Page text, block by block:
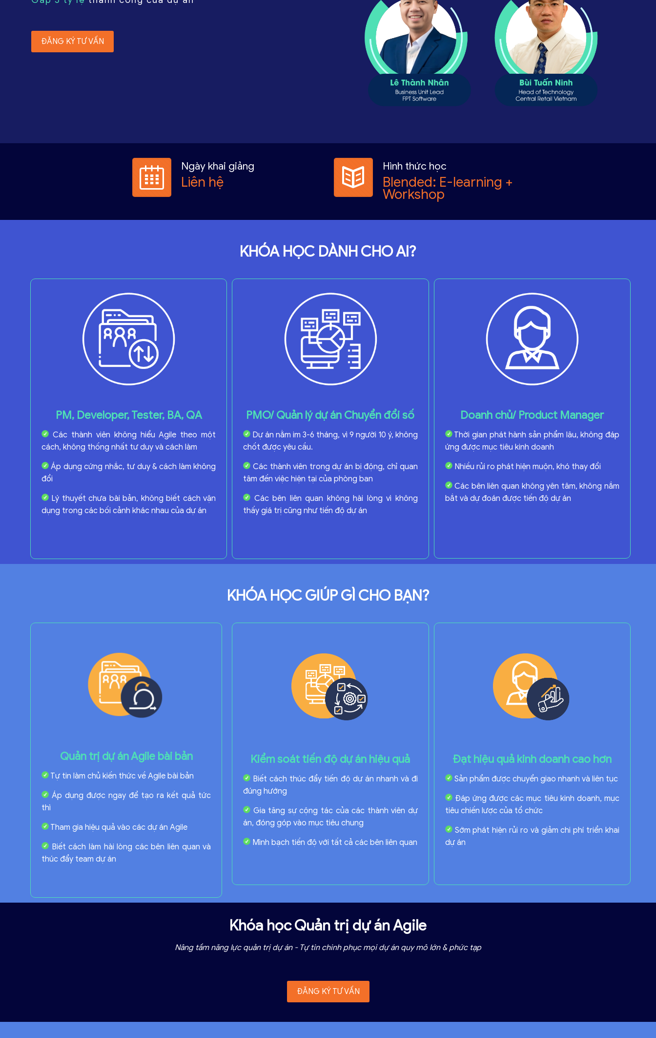
ĐĂNG KÝ TƯ VẤN
Ngày khai giảng
Liên hệ
Hình thức học
Blended: E-learning +
Workshop
KHÓA HỌC DÀNH CHO AI?
PM, Developer, Tester, BA, QA
Các thành viên không hiểu Agile theo một
cách, không thống nhất tư duy và cách làm
Áp dụng cứng nhắc, tư duy & cách làm không
đổi
Lý thuyết chưa bài bản, không biết cách vận
dụng trong các bối cảnh khác nhau của dự án
PMO/ Quản lý dự án Chuyển đổi số
Dự án nằm im 3-6 tháng, vì 9 người 10 ý, không
chốt được yêu cầu.
Các thành viên trong dự án bị động, chỉ quan
tâm đến việc hiện tại của phòng ban
Các bên liên quan không hài lòng vì không
thấy giá trị cũng như tiến độ dự án
Doanh chủ/ Product Manager
Thời gian phát hành sản phẩm lâu, không đáp
ứng được mục tiêu kinh doanh
Nhiều rủi ro phát hiện muộn, khó thay đổi
Các bên liên quan không yên tâm, không nắm
bắt và dự đoán được tiến độ dự án
KHÓA HỌC GIÚP GÌ CHO BẠN?
Quản trị dự án Agile bài bản
Tự tin làm chủ kiến thức về Agile bài bản
Áp dụng được ngay để tạo ra kết quả tức
thì
Tham gia hiệu quả vào các dự án Agile
Biết cách làm hài lòng các bên liên quan và
thúc đẩy team dự án
Kiểm soát tiến độ dự án hiệu quả
Biết cách thúc đẩy tiến độ dự án nhanh và đi
đúng hướng
Gia tăng sự cộng tác của các thành viên dự
án, đóng góp vào mục tiêu chung
Mình bạch tiến độ với tất cả các bên liên quan
Đạt hiệu quả kinh doanh cao hơn
Sản phẩm được chuyển giao nhanh và liên tục
Đáp ứng được các mục tiêu kinh doanh, mục
tiêu chiến lược của tổ chức
Sớm phát hiện rủi ro và giảm chi phí triển khai
dự án
Khóa học Quản trị dự án Agile
Nâng tầm năng lực quản trị dự án - Tự tin chinh phục mọi dự án quy mô lớn & phức tạp
ĐĂNG KÝ TƯ VẤN